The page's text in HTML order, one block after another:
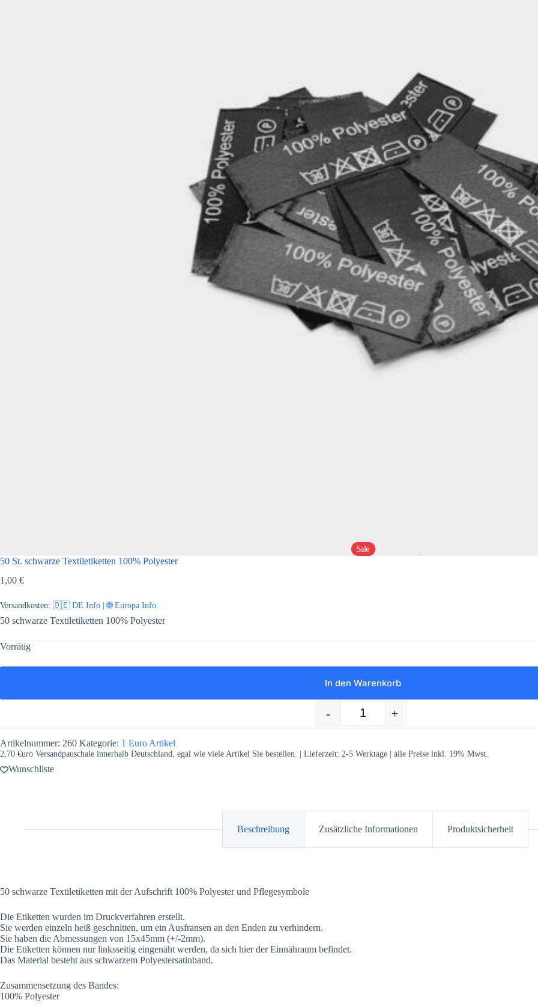
Sale
50 St. schwarze Textiletiketten 100% Polyester
1,00 €
Versandkosten: 🇩🇪 DE Info | 🌐 Europa Info
50 schwarze Textiletiketten 100% Polyester
Vorrätig
50 St. schwarze Textiletiketten 100% Polyester
- +
In den Warenkorb
Artikelnummer: 260 Kategorie: 1 Euro Artikel
2,70 €uro Versandpauschale innerhalb Deutschland, egal wie viele Artikel Sie bestellen. | Lieferzeit: 2-5 Werktage | alle Preise inkl. 19% Mwst.
Wunschliste
Beschreibung Zusätzliche Informationen Produktsicherheit
50 schwarze Textiletiketten mit der Aufschrift 100% Polyester und Pflegesymbole
Die Etiketten wurden im Druckverfahren erstellt.
Sie werden einzeln heiß geschnitten, um ein Ausfransen an den Enden zu verhindern.
Sie haben die Abmessungen von 15x45mm (+/-2mm).
Die Etiketten können nur linksseitig eingenäht werden, da sich hier der Einnähraum befindet.
Das Material besteht aus schwarzem Polyestersatinband.
Zusammensetzung des Bandes:
100% Polyester